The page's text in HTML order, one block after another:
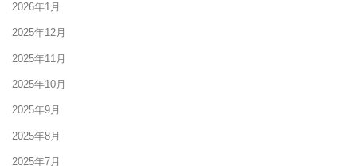
2026年1月
2025年12月
2025年11月
2025年10月
2025年9月
2025年8月
2025年7月